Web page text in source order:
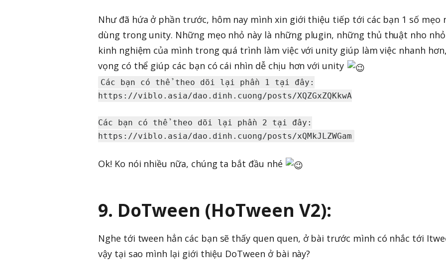
Như đã hứa ở phần trước, hôm nay mình xin giới thiệu tiếp tới các bạn 1 số mẹo
dùng trong unity. Những mẹo nhỏ này là những plugin, những thủ thuật nho nhỏ
kinh nghiệm của mình trong quá trình làm việc với unity giúp làm việc nhanh
vọng có thể giúp các bạn có cái nhìn dễ chịu hơn với unity
Các bạn có thể theo dõi lại phần 1 tại đây:
https://viblo.asia/dao.dinh.cuong/posts/XQZGxZQKkwA
Các bạn có thể theo dõi lại phần 2 tại đây:
Ok! Ko nói nhiều nữa, chúng ta bắt đầu nhé
9. DoTween (HoTween V2):
Nghe tới tween hẳn các bạn sẽ thấy quen quen, ở bài trước mình có nhắc tới
vậy tại sao mình lại giới thiệu DoTween ở bài này?